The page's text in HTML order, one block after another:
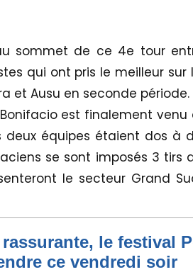
sommet de ce 4e tour
qui ont pris le meilleur sur
et Ausu en seconde période.
est finalement
deux équipes étaient dos à
se sont imposés 3 tirs
le secteur Grand
le festival
ce vendredi soir